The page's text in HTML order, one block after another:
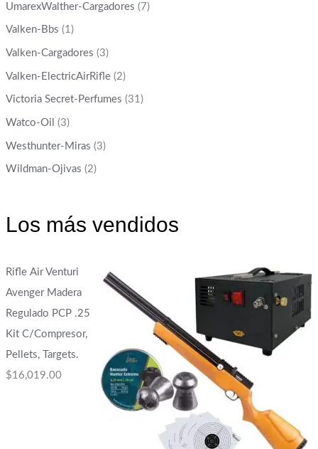
UmarexWalther-Cargadores (7)
Valken-Bbs (1)
Valken-Cargadores (3)
Valken-ElectricAirRifle (2)
Victoria Secret-Perfumes (31)
Watco-Oil (3)
Westhunter-Miras (3)
Wildman-Ojivas (2)
Los más vendidos
Rifle Air Venturi
Avenger Madera
Regulado PCP .25
Kit C/Compresor,
Pellets, Targets.
$16,019.00